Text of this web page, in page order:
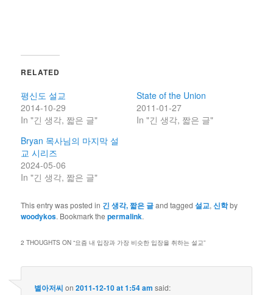
RELATED
평신도 설교
2014-10-29
In "긴 생각, 짧은 글"
State of the Union
2011-01-27
In "긴 생각, 짧은 글"
Bryan 목사님의 마지막 설
교 시리즈
2024-05-06
In "긴 생각, 짧은 글"
This entry was posted in 긴 생각, 짧은 글and tagged설교,신학by
woodykos. Bookmark thepermalink.
2 THOUGHTS ON “요즘 내 입장과 가장 비슷한 입장을 취하는 설교”
별아저씨 on2011-12-10 at 1:54 am said: